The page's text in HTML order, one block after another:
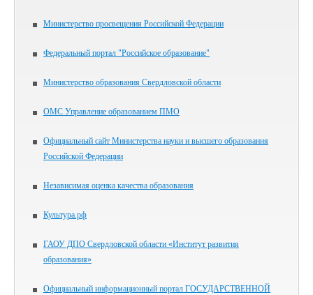
Министерство просвещения Российской Федерации
Федеральный портал "Российское образование"
Министерство образования Свердловской области
ОМС Управление образованием ПМО
Официальный сайт Министерства науки и высшего образования
Российской Федерации
Независимая оценка качества образования
Культура.рф
ГАОУ ДПО Свердловской области «Институт развития
образования»
Официальный информационный портал ГОСУДАРСТВЕННОЙ